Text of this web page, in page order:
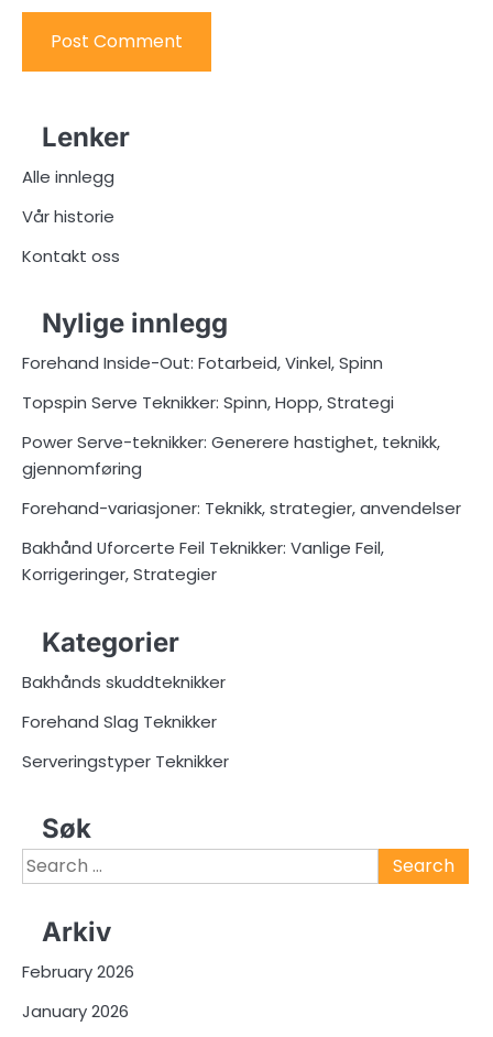
Lenker
Alle innlegg
Vår historie
Kontakt oss
Nylige innlegg
Forehand Inside-Out: Fotarbeid, Vinkel, Spinn
Topspin Serve Teknikker: Spinn, Hopp, Strategi
Power Serve-teknikker: Generere hastighet, teknikk,
gjennomføring
Forehand-variasjoner: Teknikk, strategier, anvendelser
Bakhånd Uforcerte Feil Teknikker: Vanlige Feil,
Korrigeringer, Strategier
Kategorier
Bakhånds skuddteknikker
Forehand Slag Teknikker
Serveringstyper Teknikker
Søk
Search
for:
Arkiv
February 2026
January 2026